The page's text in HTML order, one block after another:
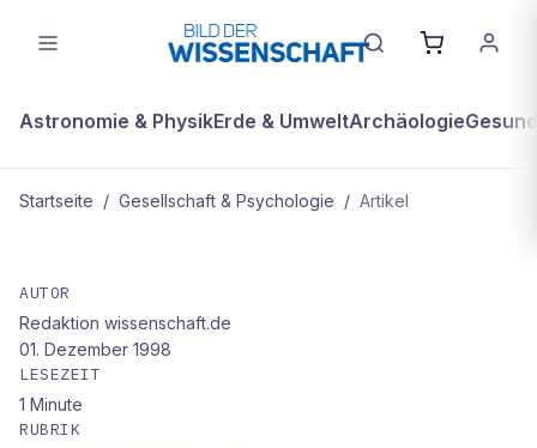
Astronomie & PhysikErde & UmweltArchäologie
Startseite / Gesellschaft & Psychologie / Artikel
Gehirnjogging am Rechner
AUTOR
Redaktion wissenschaft.de
01. Dezember 1998
LESEZEIT
1 Minute
RUBRIK